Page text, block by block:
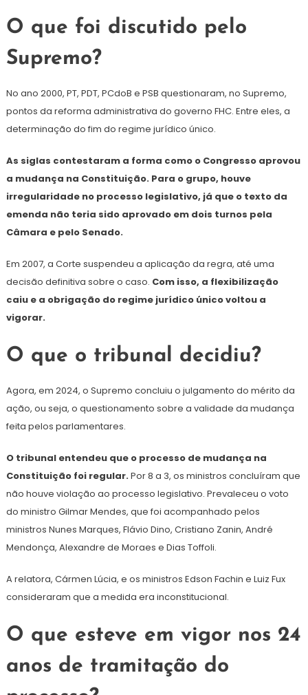
O que foi discutido pelo
Supremo?
No ano 2000, PT, PDT, PCdoB e PSB questionaram, no Supremo,
pontos da reforma administrativa do governo FHC. Entre eles, a
determinação do fim do regime jurídico único.
As siglas contestaram a forma como o Congresso aprovou
a mudança na Constituição. Para o grupo, houve
irregularidade no processo legislativo, já que o texto da
emenda não teria sido aprovado em dois turnos pela
Câmara e pelo Senado.
Em 2007, a Corte suspendeu a aplicação da regra, até uma
decisão definitiva sobre o caso. Com isso, a flexibilização
caiu e a obrigação do regime jurídico único voltou a
vigorar.
O que o tribunal decidiu?
Agora, em 2024, o Supremo concluiu o julgamento do mérito da
ação, ou seja, o questionamento sobre a validade da mudança
feita pelos parlamentares.
O tribunal entendeu que o processo de mudança na
Constituição foi regular.Por 8 a 3, os ministros concluíram que
não houve violação ao processo legislativo. Prevaleceu o voto
do ministro Gilmar Mendes, que foi acompanhado pelos
ministros Nunes Marques, Flávio Dino, Cristiano Zanin, André
Mendonça, Alexandre de Moraes e Dias Toffoli.
A relatora, Cármen Lúcia, e os ministros Edson Fachin e Luiz Fux
consideraram que a medida era inconstitucional.
O que esteve em vigor nos 24
anos de tramitação do